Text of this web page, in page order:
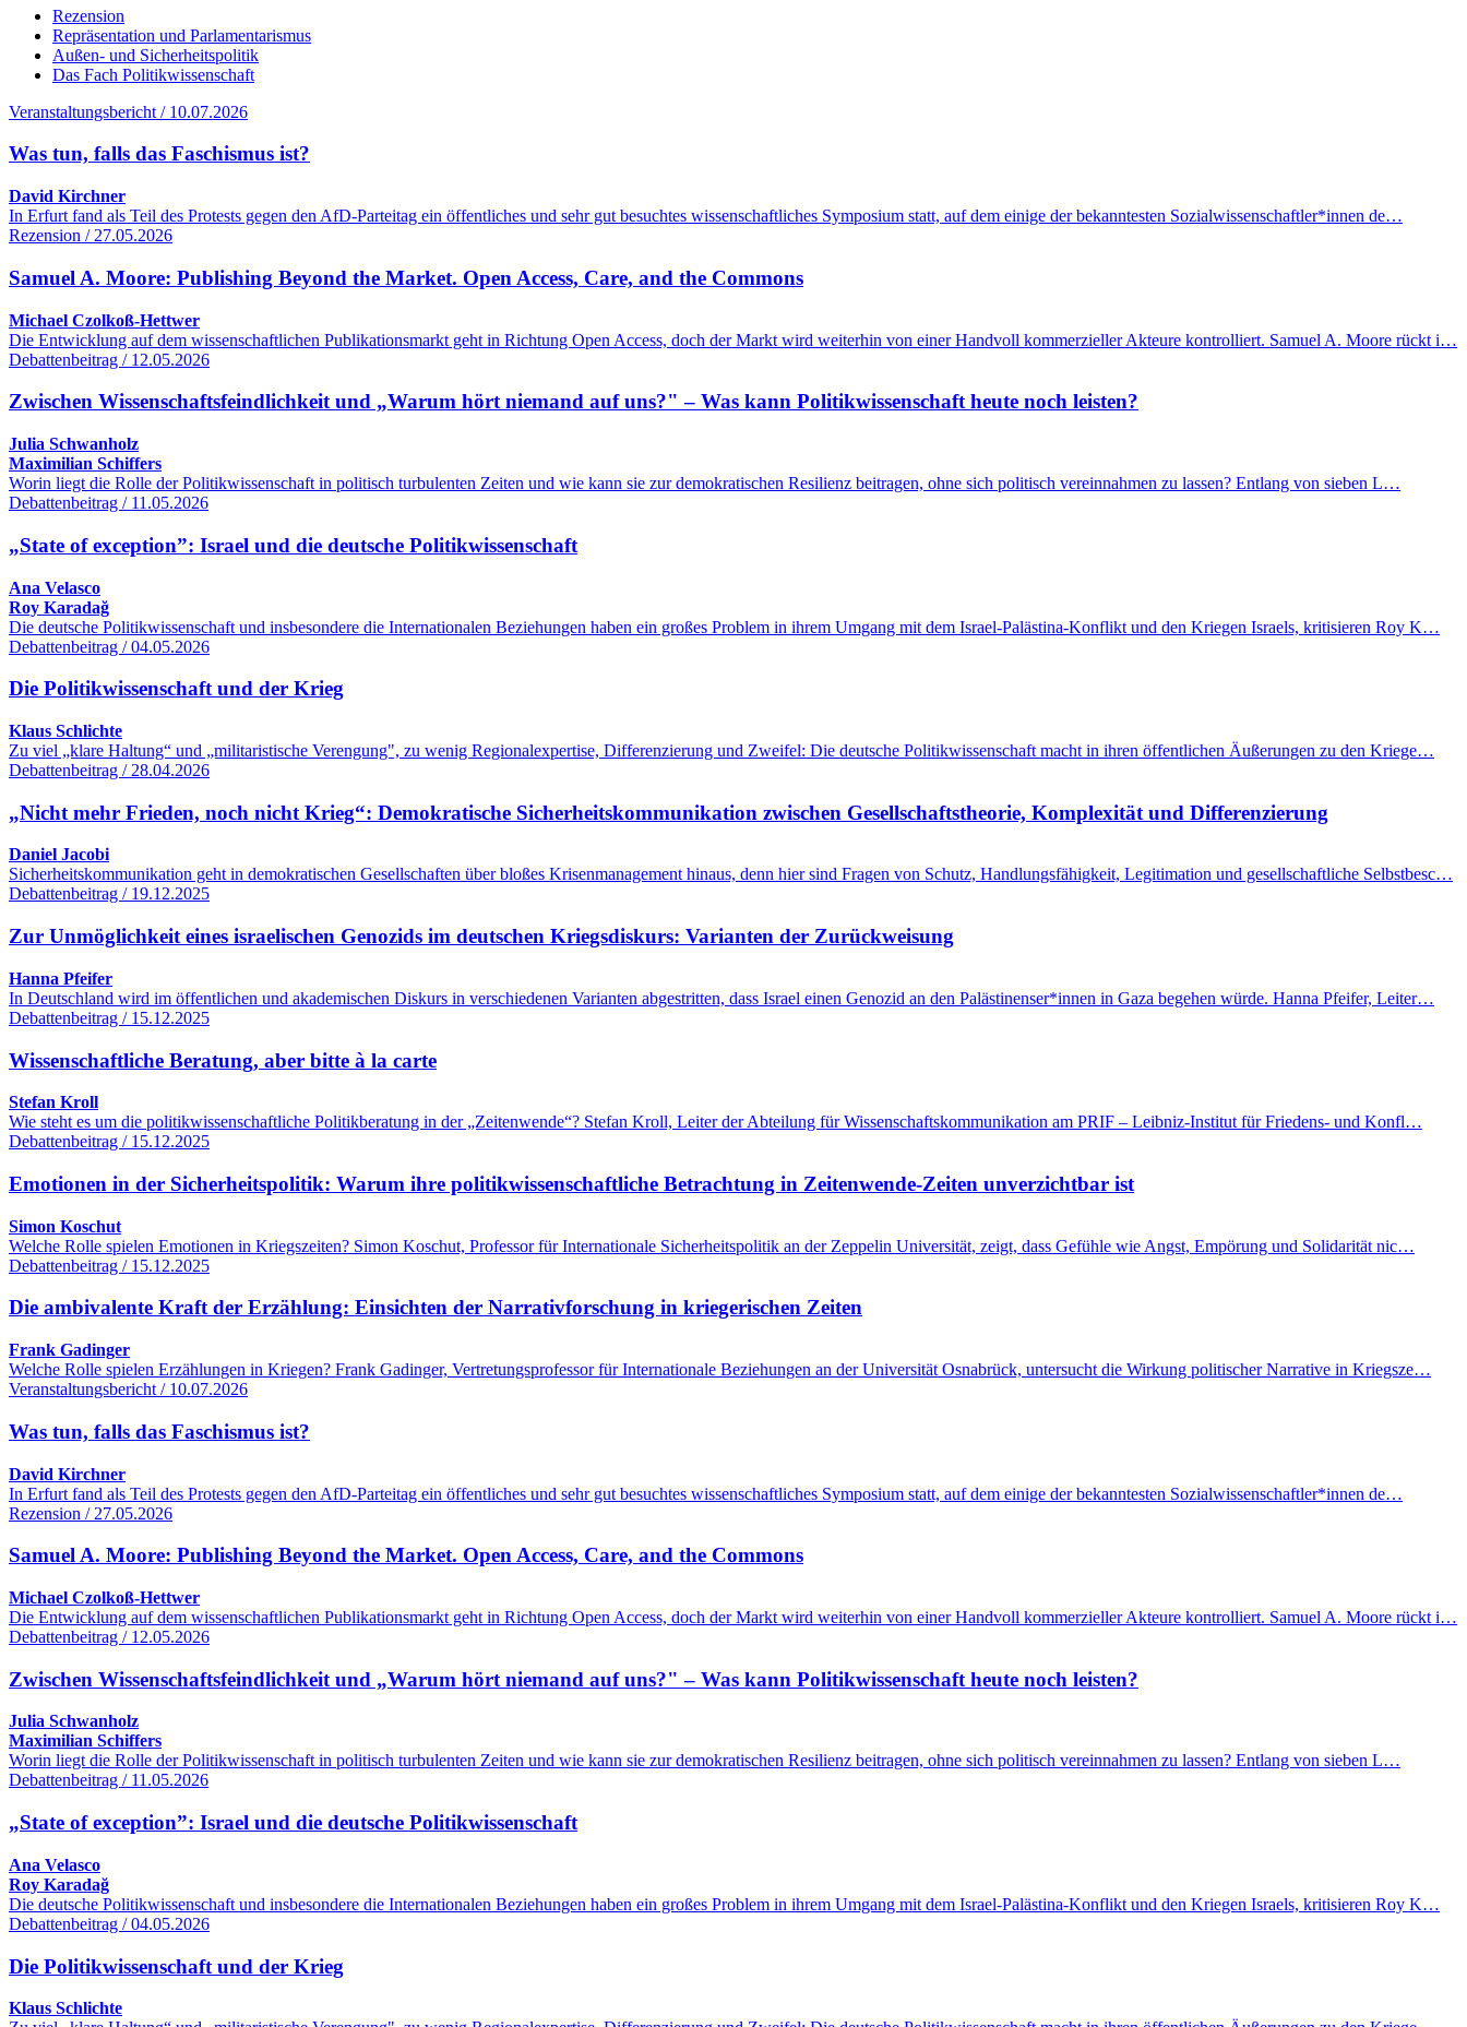
Rezension
Repräsentation und Parlamentarismus
Außen- und Sicherheitspolitik
Das Fach Politikwissenschaft
Veranstaltungsbericht / 10.07.2026
Was tun, falls das Faschismus ist?
David Kirchner
In Erfurt fand als Teil des Protests gegen den AfD-Parteitag ein öffentliches und sehr gut besuchtes wissenschaftliches Symposium statt, auf dem einige der bekanntesten Sozialwissenschaftler*innen de…
Rezension / 27.05.2026
Samuel A. Moore: Publishing Beyond the Market. Open Access, Care, and the Commons
Michael Czolkoß-Hettwer
Die Entwicklung auf dem wissenschaftlichen Publikationsmarkt geht in Richtung Open Access, doch der Markt wird weiterhin von einer Handvoll kommerzieller Akteure kontrolliert. Samuel A. Moore rückt i…
Debattenbeitrag / 12.05.2026
Zwischen Wissenschaftsfeindlichkeit und „Warum hört niemand auf uns?" – Was kann Politikwissenschaft heute noch leisten?
Julia Schwanholz
Maximilian Schiffers
Worin liegt die Rolle der Politikwissenschaft in politisch turbulenten Zeiten und wie kann sie zur demokratischen Resilienz beitragen, ohne sich politisch vereinnahmen zu lassen? Entlang von sieben L…
Debattenbeitrag / 11.05.2026
„State of exception”: Israel und die deutsche Politikwissenschaft
Ana Velasco
Roy Karadağ
Die deutsche Politikwissenschaft und insbesondere die Internationalen Beziehungen haben ein großes Problem in ihrem Umgang mit dem Israel-Palästina-Konflikt und den Kriegen Israels, kritisieren Roy K…
Debattenbeitrag / 04.05.2026
Die Politikwissenschaft und der Krieg
Klaus Schlichte
Zu viel „klare Haltung“ und „militaristische Verengung", zu wenig Regionalexpertise, Differenzierung und Zweifel: Die deutsche Politikwissenschaft macht in ihren öffentlichen Äußerungen zu den Kriege…
Debattenbeitrag / 28.04.2026
„Nicht mehr Frieden, noch nicht Krieg“: Demokratische Sicherheitskommunikation zwischen Gesellschaftstheorie, Komplexität und Differenzierung
Daniel Jacobi
Sicherheitskommunikation geht in demokratischen Gesellschaften über bloßes Krisenmanagement hinaus, denn hier sind Fragen von Schutz, Handlungsfähigkeit, Legitimation und gesellschaftliche Selbstbesc…
Debattenbeitrag / 19.12.2025
Zur Unmöglichkeit eines israelischen Genozids im deutschen Kriegsdiskurs: Varianten der Zurückweisung
Hanna Pfeifer
In Deutschland wird im öffentlichen und akademischen Diskurs in verschiedenen Varianten abgestritten, dass Israel einen Genozid an den Palästinenser*innen in Gaza begehen würde. Hanna Pfeifer, Leiter…
Debattenbeitrag / 15.12.2025
Wissenschaftliche Beratung, aber bitte à la carte
Stefan Kroll
Wie steht es um die politikwissenschaftliche Politikberatung in der „Zeitenwende“? Stefan Kroll, Leiter der Abteilung für Wissenschaftskommunikation am PRIF – Leibniz-Institut für Friedens- und Konfl…
Debattenbeitrag / 15.12.2025
Emotionen in der Sicherheitspolitik: Warum ihre politikwissenschaftliche Betrachtung in Zeitenwende-Zeiten unverzichtbar ist
Simon Koschut
Welche Rolle spielen Emotionen in Kriegszeiten? Simon Koschut, Professor für Internationale Sicherheitspolitik an der Zeppelin Universität, zeigt, dass Gefühle wie Angst, Empörung und Solidarität nic…
Debattenbeitrag / 15.12.2025
Die ambivalente Kraft der Erzählung: Einsichten der Narrativforschung in kriegerischen Zeiten
Frank Gadinger
Welche Rolle spielen Erzählungen in Kriegen? Frank Gadinger, Vertretungsprofessor für Internationale Beziehungen an der Universität Osnabrück, untersucht die Wirkung politischer Narrative in Kriegsze…
Veranstaltungsbericht / 10.07.2026
Was tun, falls das Faschismus ist?
David Kirchner
In Erfurt fand als Teil des Protests gegen den AfD-Parteitag ein öffentliches und sehr gut besuchtes wissenschaftliches Symposium statt, auf dem einige der bekanntesten Sozialwissenschaftler*innen de…
Rezension / 27.05.2026
Samuel A. Moore: Publishing Beyond the Market. Open Access, Care, and the Commons
Michael Czolkoß-Hettwer
Die Entwicklung auf dem wissenschaftlichen Publikationsmarkt geht in Richtung Open Access, doch der Markt wird weiterhin von einer Handvoll kommerzieller Akteure kontrolliert. Samuel A. Moore rückt i…
Debattenbeitrag / 12.05.2026
Zwischen Wissenschaftsfeindlichkeit und „Warum hört niemand auf uns?" – Was kann Politikwissenschaft heute noch leisten?
Julia Schwanholz
Maximilian Schiffers
Worin liegt die Rolle der Politikwissenschaft in politisch turbulenten Zeiten und wie kann sie zur demokratischen Resilienz beitragen, ohne sich politisch vereinnahmen zu lassen? Entlang von sieben L…
Debattenbeitrag / 11.05.2026
„State of exception”: Israel und die deutsche Politikwissenschaft
Ana Velasco
Roy Karadağ
Die deutsche Politikwissenschaft und insbesondere die Internationalen Beziehungen haben ein großes Problem in ihrem Umgang mit dem Israel-Palästina-Konflikt und den Kriegen Israels, kritisieren Roy K…
Debattenbeitrag / 04.05.2026
Die Politikwissenschaft und der Krieg
Klaus Schlichte